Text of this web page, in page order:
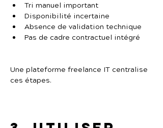
Tri manuel important
Disponibilité incertaine
Absence de validation technique
Pas de cadre contractuel intégré
Une plateforme freelance IT centralise
ces étapes.